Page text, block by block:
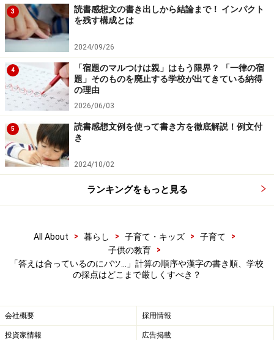
言い方・伝え方でこんなに変わる 保護者の相談・ク
レーム対応100
Amazonで見る
鈴木 邦明 プロフィール
神奈川県、埼玉県の公立小学校に22年勤めた後、短大、
大学での教員養成、保育者養成に移り、現在に至る。現
育、教員向けに授業方法・学級経営などのテーマで執
筆、講演などに幅広く活躍中。
3
読書感想文の書き出しから結論まで！ インパクト
を残す構成とは
2024/09/26
4
「宿題のマルつけは親」はもう限界？ 「一律の宿
題」そのものを廃止する学校が出てきている納得
の理由
2026/06/03
5
読書感想文例を使って書き方を徹底解説！例文付
き
2024/10/02
ランキングをもっと見る
All About > 暮らし > 子育て・キッズ > 子育て
>
子供の教育
>
「答えは合っているのにバツ…」計算の順序や漢字の書き順、学校
の採点はどこまで厳しくすべき？
会社概要 採用情報
投資家情報 広告掲載